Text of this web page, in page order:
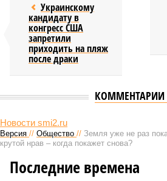
Украинскому
кандидату в
конгресс США
запретили
приходить на пляж
после драки
КОММЕНТАРИИ
Новости smi2.ru
Версия // Общество // Земля уже не раз
крутой нрав – когда покажет снова?
Последние времена